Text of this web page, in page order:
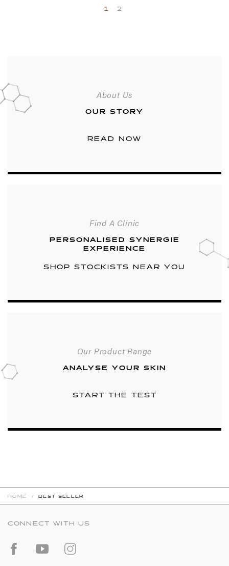
1 2
About Us
OUR STORY
READ NOW
Find A Clinic
PERSONALISED SYNERGIE
EXPERIENCE
SHOP STOCKISTS NEAR YOU
Our Product Range
ANALYSE YOUR SKIN
START THE TEST
HOME / BEST SELLER
CONNECT WITH US